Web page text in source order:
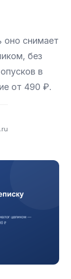
оно снимает
без
в
от 490 ₽.